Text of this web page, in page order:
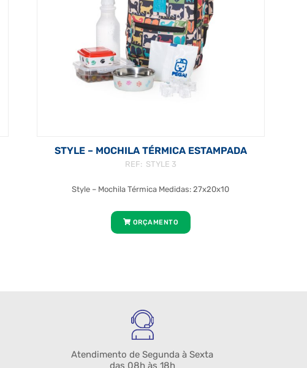
STYLE – MOCHILA TÉRMICA ESTAMPADA
REF: STYLE 3
Style – Mochila Térmica Medidas: 27x20x10
ORÇAMENTO
Atendimento de Segunda à Sexta
das 08h às 18h